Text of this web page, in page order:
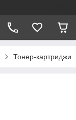
Тонер-картриджи